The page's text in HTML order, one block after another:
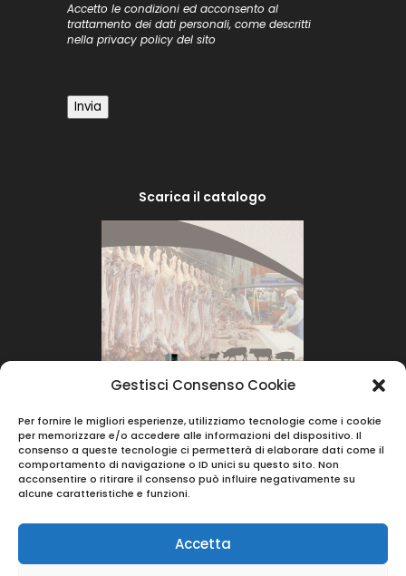
Gestisci Consenso Cookie
Per fornire le migliori esperienze, utilizziamo tecnologie come i cookie
per memorizzare e/o accedere alle informazioni del dispositivo. Il
consenso a queste tecnologie ci permetterà di elaborare dati come il
comportamento di navigazione o ID unici su questo sito. Non
acconsentire o ritirare il consenso può influire negativamente su
alcune caratteristiche e funzioni.
Accetta
Accetto le condizioni ed acconsento al
trattamento dei dati personali, come descritti
nella privacy policydel sito
Invia
Scarica il catalogo